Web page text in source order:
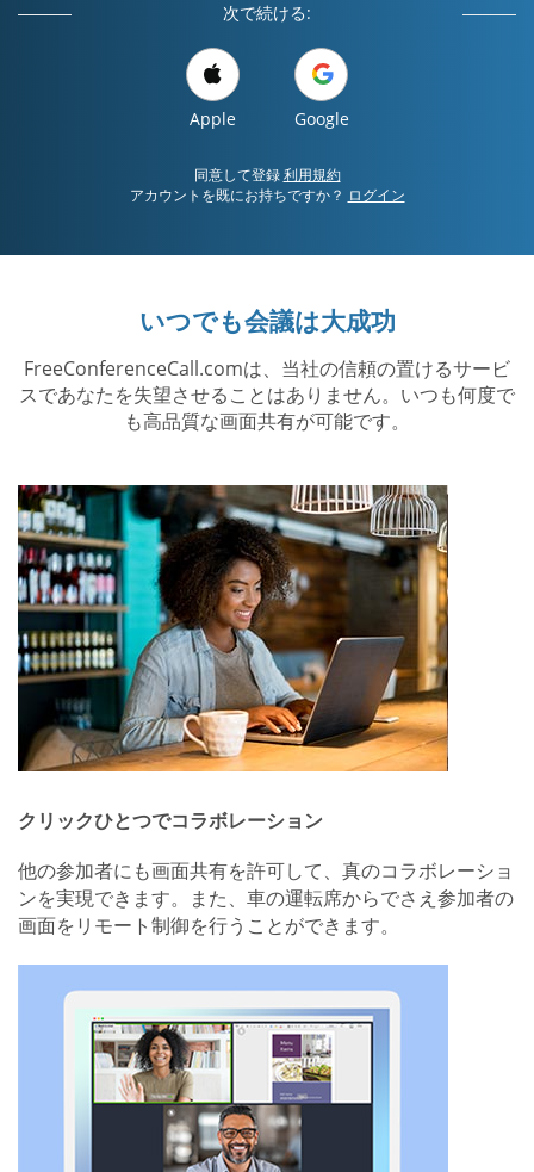
次で続ける:
Apple Google
同意して登録利用規約
アカウントを既にお持ちですか？ ログイン
いつでも会議は大成功
FreeConferenceCall.comは、当社の信頼の置けるサービ
スであなたを失望させることはありません。いつも何度で
も高品質な画面共有が可能です。
クリックひとつでコラボレーション
他の参加者にも画面共有を許可して、真のコラボレーショ
ンを実現できます。また、車の運転席からでさえ参加者の
画面をリモート制御を行うことができます。